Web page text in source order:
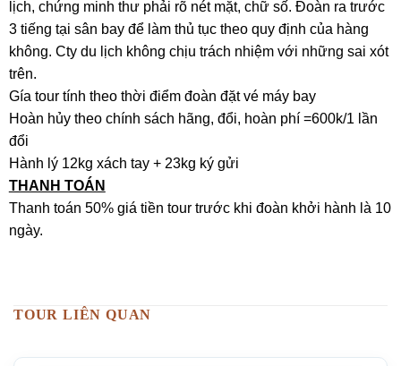
lịch, chứng minh thư phải rõ nét mặt, chữ số. Đoàn ra trước
3 tiếng tại sân bay để làm thủ tục theo quy định của hàng
không. Cty du lịch không chịu trách nhiệm với những sai xót
trên.
Gía tour tính theo thời điểm đoàn đặt vé máy bay
Hoàn hủy theo chính sách hãng, đổi, hoàn phí =600k/1 lần
đổi
Hành lý 12kg xách tay + 23kg ký gửi
THANH TOÁN
Thanh toán 50% giá tiền tour trước khi đoàn khởi hành là 10
ngày.
TOUR LIÊN QUAN